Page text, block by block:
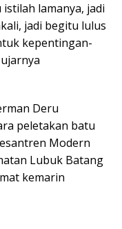
lamanya, jadi
jadi begitu lulus
kepentingan-
Deru
peletakan batu
Modern
Lubuk Batang
kemarin